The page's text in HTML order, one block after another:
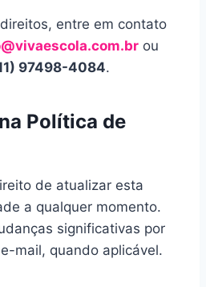
entre em contato
ou
97498-4084.
Política de
de atualizar esta
a qualquer momento.
significativas por
mail, quando aplicável.